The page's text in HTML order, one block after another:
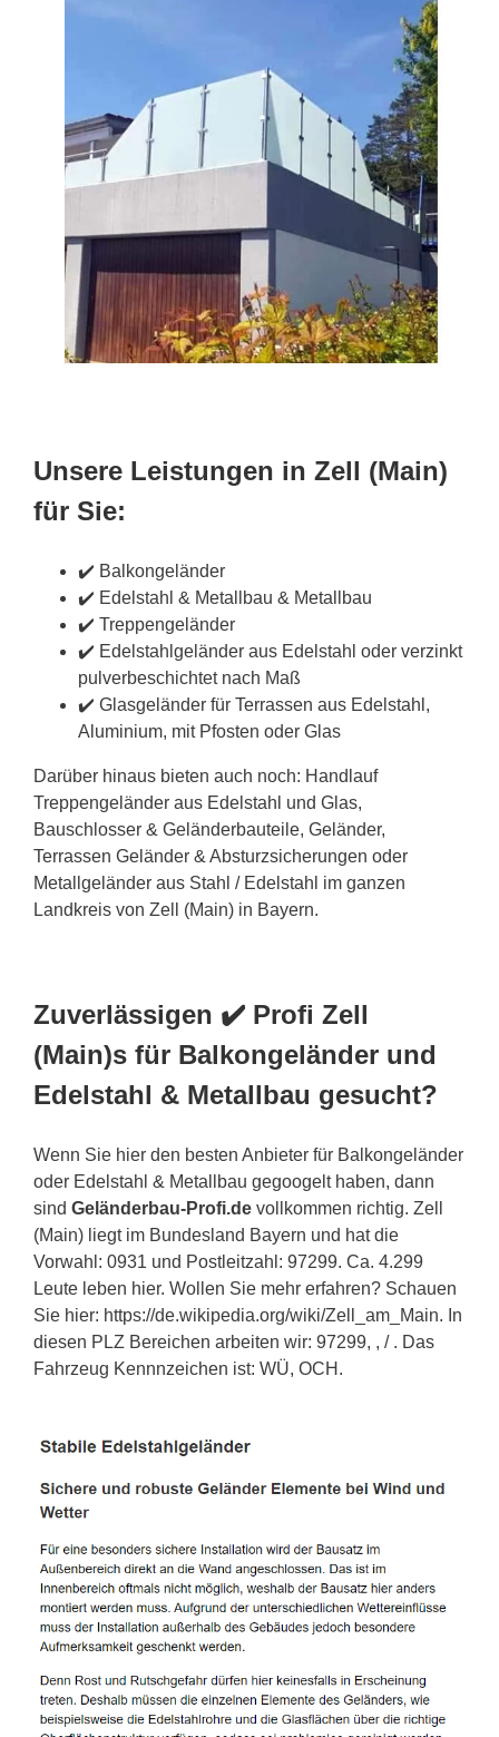
Unsere Leistungen in Zell (Main)
für Sie:
✔️ Balkongeländer
✔️ Edelstahl & Metallbau & Metallbau
✔️ Treppengeländer
✔️ Edelstahlgeländer aus Edelstahl oder verzinkt
pulverbeschichtet nach Maß
✔️ Glasgeländer für Terrassen aus Edelstahl,
Aluminium, mit Pfosten oder Glas
Darüber hinaus bieten auch noch: Handlauf
Treppengeländer aus Edelstahl und Glas,
Bauschlosser & Geländerbauteile, Geländer,
Terrassen Geländer & Absturzsicherungen oder
Metallgeländer aus Stahl / Edelstahl im ganzen
Landkreis von Zell (Main) in Bayern.
Zuverlässigen ✔️ Profi Zell
(Main)s für Balkongeländer und
Edelstahl & Metallbau gesucht?
Wenn Sie hier den besten Anbieter für Balkongeländer
oder Edelstahl & Metallbau gegoogelt haben, dann
sind Geländerbau-Profi.de vollkommen richtig. Zell
(Main) liegt im Bundesland Bayern und hat die
Vorwahl: 0931 und Postleitzahl: 97299. Ca. 4.299
Leute leben hier. Wollen Sie mehr erfahren? Schauen
Sie hier: https://de.wikipedia.org/wiki/Zell_am_Main. In
diesen PLZ Bereichen arbeiten wir: 97299, , / . Das
Fahrzeug Kennnzeichen ist: WÜ, OCH.